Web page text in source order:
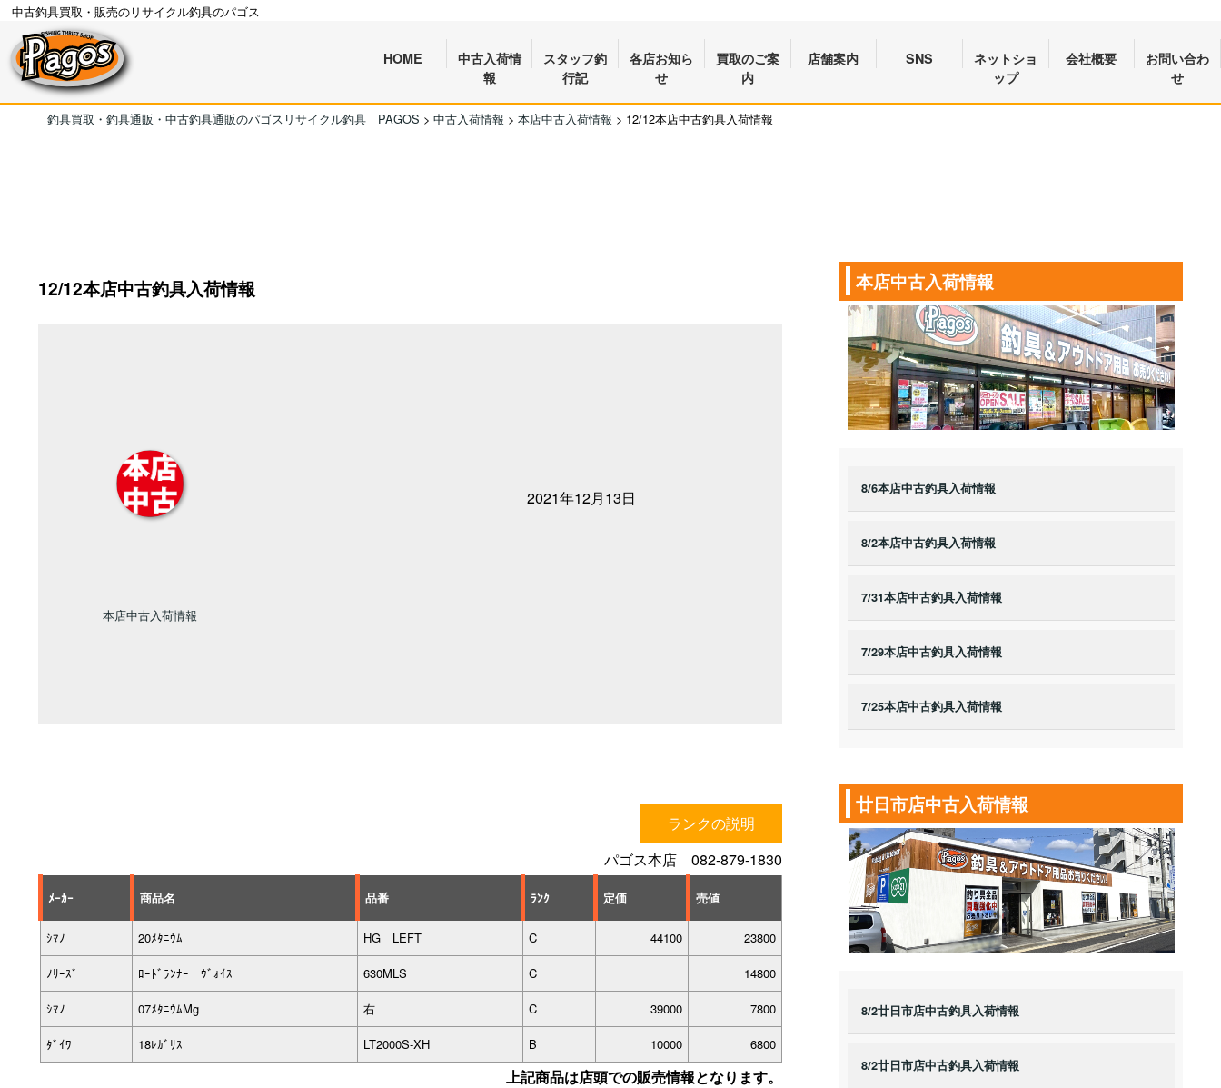
中古釣具買取・販売のリサイクル釣具のパゴス
HOME
中古入荷情
報
スタッフ釣
行記
各店お知ら
せ
買取のご案
内
店舗案内 SNS
ネットショ
ップ
会社概要
お問い合わ
せ
釣具買取・釣具通販・中古釣具通販のパゴスリサイクル釣具｜PAGOS > 中古入荷情報 > 本店中古入荷情報 > 12/12本店中古釣具入荷情報
12/12本店中古釣具入荷情報
本店中古入荷情報
2021年12月13日
ランクの説明
パゴス本店 082-879-1830
ﾒｰｶｰ 商品名 品番 ﾗﾝｸ 定価 売値
ｼﾏﾉ 20ﾒﾀﾆｳﾑ HG LEFT C 44100 23800
ﾉﾘｰｽﾞ ﾛｰﾄﾞﾗﾝﾅｰ ｳﾞｫｲｽ 630MLS C 14800
ｼﾏﾉ 07ﾒﾀﾆｳﾑMg 右 C 39000 7800
ﾀﾞｲﾜ 18ﾚｶﾞﾘｽ LT2000S-XH B 10000 6800
上記商品は店頭での販売情報となります。
本店中古入荷情報
8/6本店中古釣具入荷情報
8/2本店中古釣具入荷情報
7/31本店中古釣具入荷情報
7/29本店中古釣具入荷情報
7/25本店中古釣具入荷情報
廿日市店中古入荷情報
8/2廿日市店中古釣具入荷情報
8/2廿日市店中古釣具入荷情報